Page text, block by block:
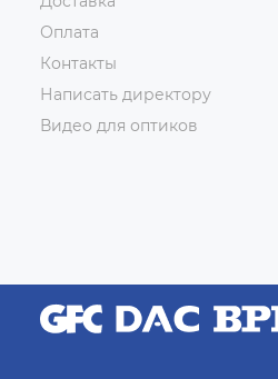
Оплата
Контакты
Написать директору
Видео для оптиков